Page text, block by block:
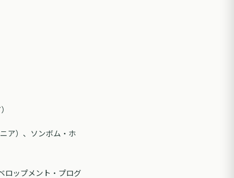
ア）、ソンボム・ホ
ロップメント・プログ